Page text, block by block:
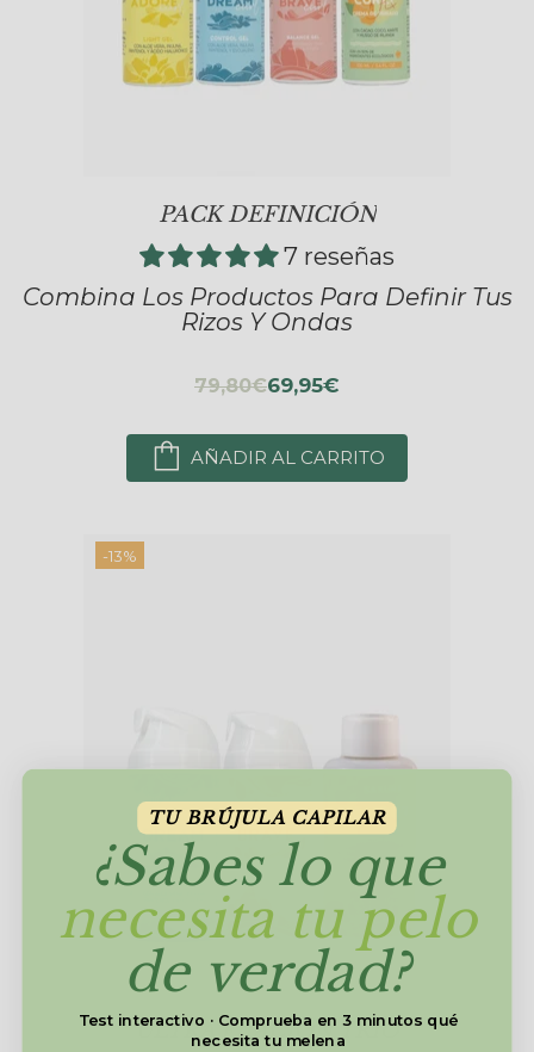
PACK DEFINICIÓN
7 reseñas
Combina Los Productos Para Definir Tus
Rizos Y Ondas
79,80€69,95€
AÑADIR AL CARRITO
-13%
ULTRA FIJACIÓN TRIO
TU BRÚJULA CAPILAR
¿Sabes lo que
necesita tu pelo
de verdad?
Test interactivo · Comprueba en 3 minutos qué
necesita tu melena